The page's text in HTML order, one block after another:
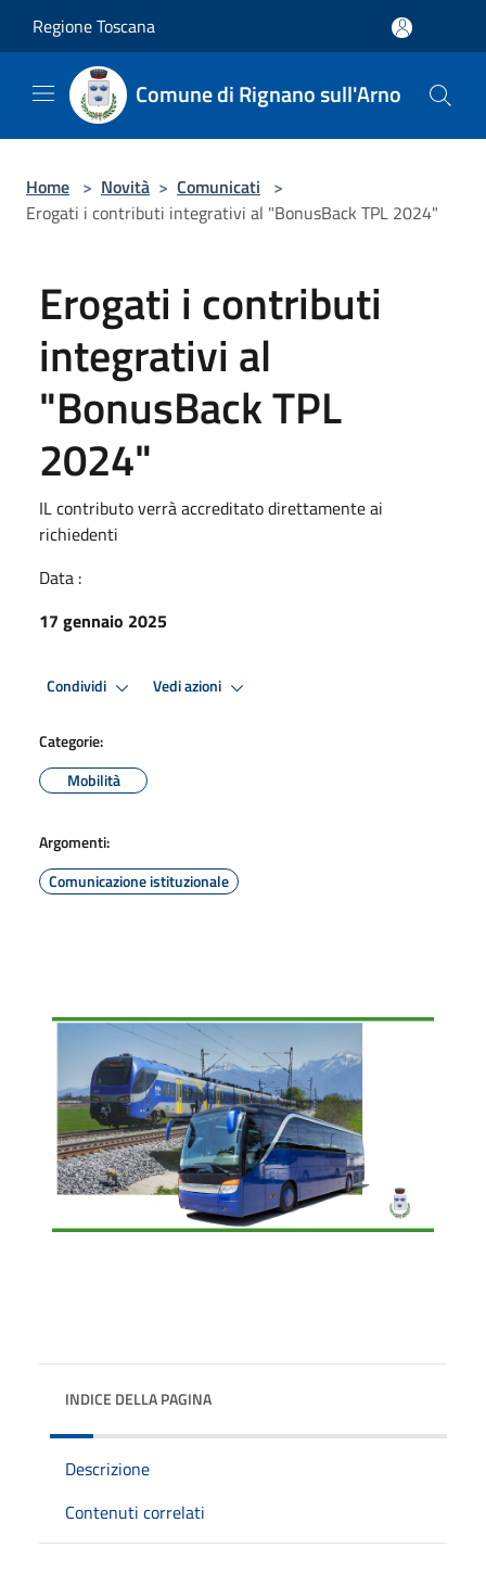
Regione Toscana
Comune di Rignano sull'Arno
Home > Novità > Comunicati >
Erogati i contributi integrativi al "BonusBack TPL 2024"
Erogati i contributi
integrativi al
"BonusBack TPL
2024"
IL contributo verrà accreditato direttamente ai
richiedenti
Data :
17 gennaio 2025
Condividi Vedi azioni
Categorie:
Mobilità
Argomenti:
Comunicazione istituzionale
INDICE DELLA PAGINA
Descrizione
Contenuti correlati